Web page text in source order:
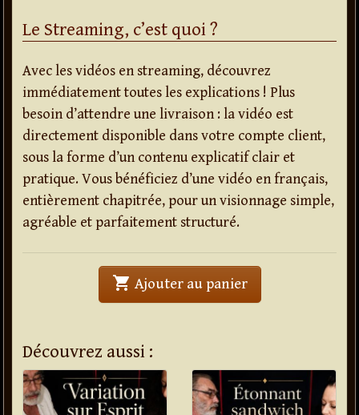
Le Streaming, c’est quoi ?
Avec les vidéos en streaming, découvrez
immédiatement toutes les explications ! Plus
besoin d’attendre une livraison : la vidéo est
directement disponible dans votre compte client,
sous la forme d’un contenu explicatif clair et
pratique. Vous bénéficiez d’une vidéo en français,
entièrement chapitrée, pour un visionnage simple,
agréable et parfaitement structuré.
shopping_cart Ajouter au panier' . Transport
Découvrez aussi :